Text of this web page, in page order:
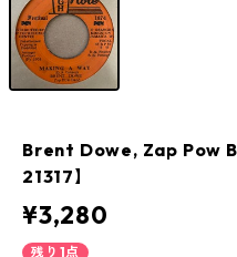
Brent Dowe, Zap Pow
21317】
¥3,280
残り1点